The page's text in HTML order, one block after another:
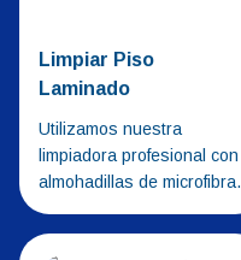
Limpiar Piso
Laminado
Utilizamos nuestra
limpiadora profesional con
almohadillas de microfibra.